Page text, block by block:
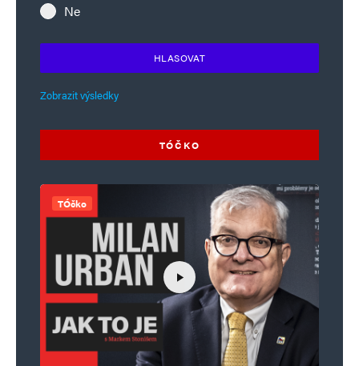
Ne
HLASOVAT
Zobrazit výsledky
TÓČKO
TÓčko